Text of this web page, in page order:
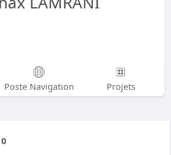
Poste Navigation Projets